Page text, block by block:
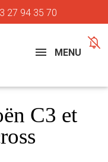
27 94 35 70
MENU
C3 et